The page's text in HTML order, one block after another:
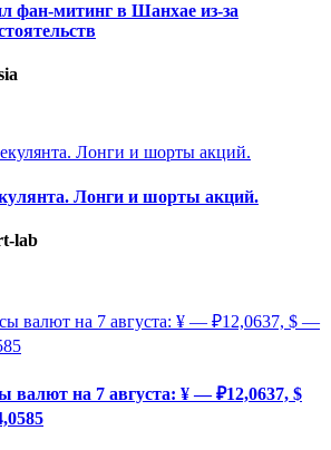
фан-митинг в Шанхае из-за
Лонги и шорты акций.
lab
валют на 7 августа: ¥ — ₽12,0637, $